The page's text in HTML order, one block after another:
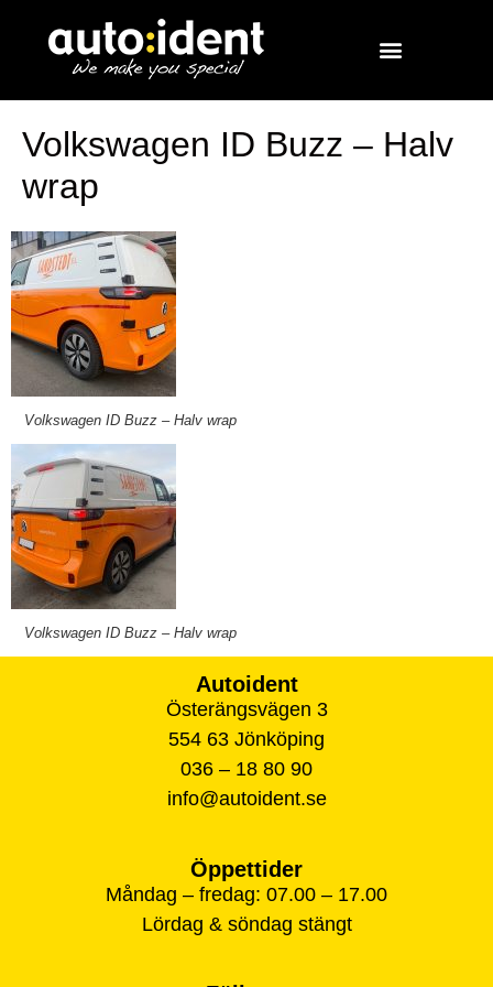
Volkswagen ID Buzz – Halv
wrap
Volkswagen ID Buzz – Halv wrap
Volkswagen ID Buzz – Halv wrap
Autoident
Österängsvägen 3
554 63 Jönköping
036 – 18 80 90
info@autoident.se
Öppettider
Måndag – fredag: 07.00 – 17.00
Lördag & söndag stängt